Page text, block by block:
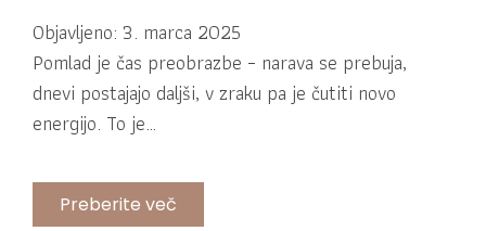
Objavljeno: 3. marca 2025
Pomlad je čas preobrazbe – narava se prebuja,
dnevi postajajo daljši, v zraku pa je čutiti novo
energijo. To je…
Preberite več